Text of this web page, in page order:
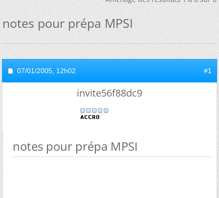
notes pour prépa MPSI
07/01/2005, 12h02 #1
invite56f88dc9
notes pour prépa MPSI